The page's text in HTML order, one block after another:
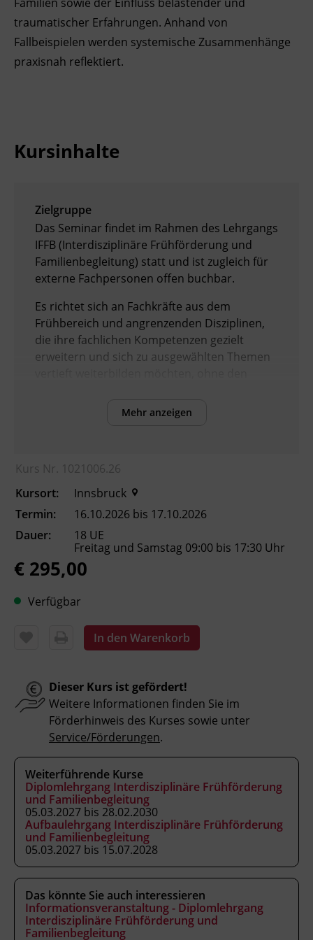
Ingenieurzertifizierung
Deutsch und Integration
Akademisches Studienzentrum
BFI Reutte
BFI Schwaz
traumatischer Erfahrungen. Anhand von
Fallbeispielen werden systemische Zusammenhänge
praxisnah reflektiert.
Kursinhalte
Zielgruppe
Das Seminar findet im Rahmen des Lehrgangs
IFFB (Interdisziplinäre Frühförderung und
Familienbegleitung) statt und ist zugleich für
externe Fachpersonen offen buchbar.
Es richtet sich an Fachkräfte aus dem
Frühbereich und angrenzenden Disziplinen,
die ihre fachlichen Kompetenzen gezielt
erweitern und sich zu ausgewählten Themen
Ebenso willkommen sind Fachpersonen, die
systemische, entwicklungspsychologische
sowie beraterische Kompetenz vertiefen
möchten.
Die Teilnahme setzt in der Regel eine
therapeutische oder sozialwissenschaftliche
Grundausbildung bzw. entsprechende
Inhalte
Vatermuster
Ehemuster
Genogramme
Traumatische Belastungen
Stellung des Kindes mit Behinderung in der
Familie
Stellung des gesunden Geschwisters
Kursformat
Präsenzunterricht
Mehr anzeigen
Kurs Nr. 1021006.26
Kursort:
Innsbruck
Termin:
16.10.2026 bis 17.10.2026
Dauer:
18 UE
Freitag und Samstag 09:00 bis 17:30 Uhr
€ 295,00
Verfügbar
In den Warenkorb
Dieser Kurs ist gefördert!
Weitere Informationen finden Sie im
Förderhinweis des Kurses sowie unter
Service/Förderungen.
Weiterführende Kurse
Diplomlehrgang Interdisziplinäre Frühförderung
und Familienbegleitung
05.03.2027 bis 28.02.2030
Aufbaulehrgang Interdisziplinäre Frühförderung
und Familienbegleitung
05.03.2027 bis 15.07.2028
Das könnte Sie auch interessieren
Informationsveranstaltung - Diplomlehrgang
Interdisziplinäre Frühförderung und
Familienbegleitung